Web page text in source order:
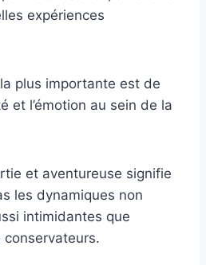
expériences
plus importante est de
et l’émotion au sein de la
et aventureuse signifie
les dynamiques non
intimidantes que
conservateurs.